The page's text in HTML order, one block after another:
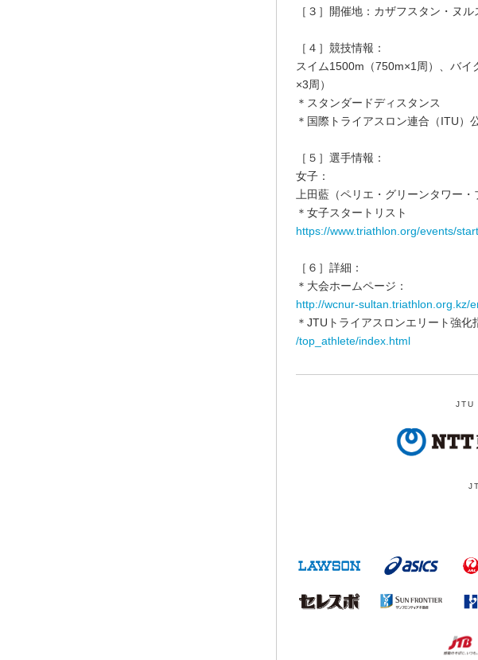
［３］開催地：カザフスタン・ヌル
［４］競技情報：
スイム1500m（750m×1周）、バ
×3周）
＊スタンダードディスタンス
＊国際トライアスロン連合（ITU）
［５］選手情報：
女子：
上田藍（ペリエ・グリーンタワー
＊女子スタートリスト
https://www.triathlon.org/events/
［６］詳細：
＊大会ホームページ：
http://wcnur-sultan.triathlon.org.kz/
＊JTUトライアスロンエリート強化
/top_athlete/index.html
JTU